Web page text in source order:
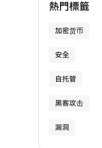
熱門標籤
加密货币
安全
自托管
黑客攻击
漏洞